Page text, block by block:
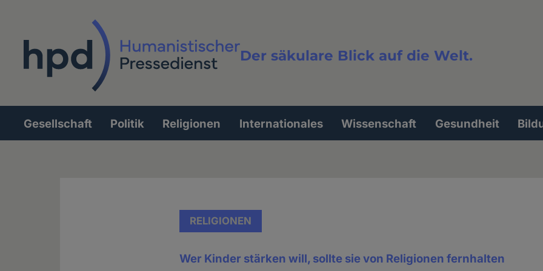
Der säkulare Blick auf die Welt.
Volltextsuche
Hauptnavigation
Gesellschaft Politik Religionen Internationales Wissenschaft Gesundheit
RELIGIONEN
Wer Kinder stärken will, sollte sie von Religionen fernhalten